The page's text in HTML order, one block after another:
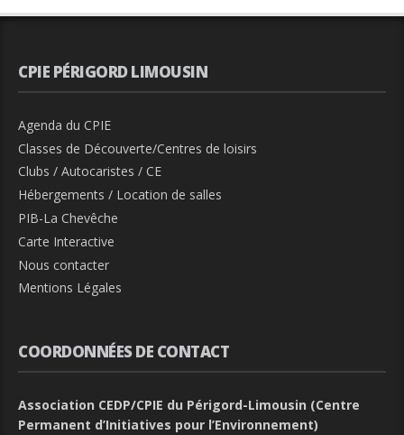
CPIE PÉRIGORD LIMOUSIN
Agenda du CPIE
Classes de Découverte/Centres de loisirs
Clubs / Autocaristes / CE
Hébergements / Location de salles
PIB-La Chevêche
Carte Interactive
Nous contacter
Mentions Légales
COORDONNÉES DE CONTACT
Association CEDP/CPIE du Périgord-Limousin (Centre
Permanent d’Initiatives pour l’Environnement)